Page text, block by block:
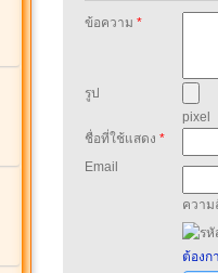
ข้อความ *
รูป
pixel
ชื่อที่ใช้แสดง *
Email
ความ
ต้องก